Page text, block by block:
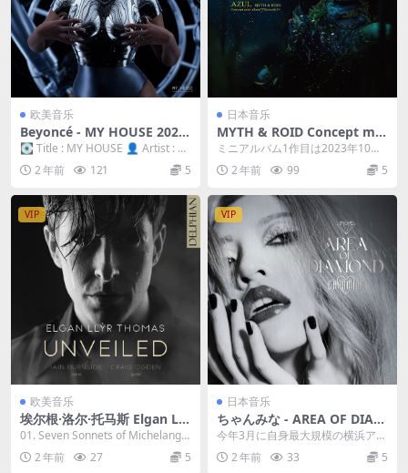
欧美音乐
Beyoncé - MY HOUSE 2023
[24bit/88kHz] [Hi-Res Flac
85MB]
💽 Title : MY HOUSE 👤 Artist : Be
yoncé 📅 ...
2 年前 121 5
日本音乐
MYTH & ROID Concept min
i album 〈Episode 1〉『AZ
UL』2023 [24bit/48kHz] [Hi
-Res Flac 296MB]
ミニアルバム1作目は2023年10月
リリース！２作を通して【彫刻を
めぐる物語】を...
2 年前 99 5
VIP
欧美音乐
埃尔根·洛尔·托马斯 Elgan Llŷ
r Thomas - Various Compo
sers - Unveiled: Britten 202
3 [24Bit/96kHz] [Hi-Res Fla
01. Seven Sonnets of Michelangel
o (Trans...
2 年前 27 5
VIP
日本音乐
ちゃんみな - AREA OF DIAM
OND 2023 [24bit/48kHz] [H
-Res Flac 1.09GB]
今年3月に自身最大規模の横浜アリ
ーナで開催された「AREA OF DIA
MOND...
2 年前 33 5